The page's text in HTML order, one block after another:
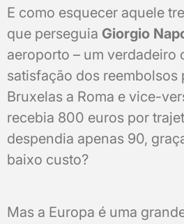
E como esquecer aquele
que perseguia Giorgio
aeroporto – um verdadeiro
satisfação dos reembolsos
Bruxelas a Roma e vice-
recebia 800 euros por
despendia apenas 90,
baixo custo?
Mas a Europa é uma